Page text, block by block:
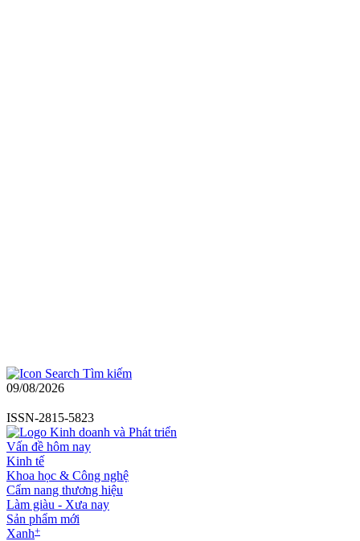
Tìm kiếm
09/08/2026
ISSN-2815-5823
Vấn đề hôm nay
Kinh tế
Khoa học & Công nghệ
Cẩm nang thương hiệu
Làm giàu - Xưa nay
Sản phẩm mới
Xanh+